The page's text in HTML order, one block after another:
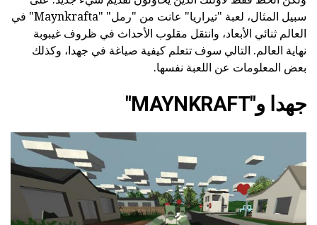
سبيل المثال، لعبة "تيراريا" عانت من "رمل" "Maynkrafta" في
العالم ثنائي الأبعاد، وانتقل مقلوب الأحداث في ظروف غيبوبة
نهاية العالم. التالي سوف تتعلم كيفية صياغة في جهدا، وكذلك
بعض المعلومات عن اللعبة نفسها.
جهدا و"MAYNKRAFT"